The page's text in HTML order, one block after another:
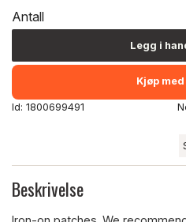
Antall
Legg i
Kjøp med
Id: 1800699491
Beskrivelse